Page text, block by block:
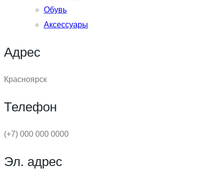
Обувь
Аксессуары
Адрес
Красноярск
Телефон
(+7) 000 000 0000
Эл. адрес